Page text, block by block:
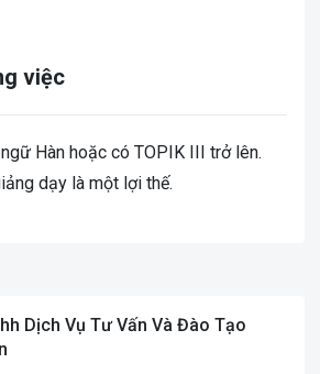
việc
Hàn hoặc có TOPIK III trở lên.
dạy là một lợi thế.
Dịch Vụ Tư Vấn Và Đào Tạo